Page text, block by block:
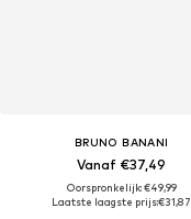
BRUNO BANANI
Vanaf €37,49
Oorspronkelijk: €49,99
Laatste laagste prijs:€31,87